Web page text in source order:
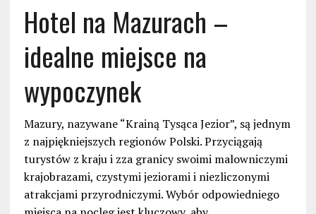
Hotel na Mazurach –
idealne miejsce na
wypoczynek
Mazury, nazywane “Krainą Tysąca Jezior”, są jednym
z najpiękniejszych regionów Polski. Przyciągają
turystów z kraju i zza granicy swoimi malowniczymi
krajobrazami, czystymi jeziorami i niezliczonymi
atrakcjami przyrodniczymi. Wybór odpowiedniego